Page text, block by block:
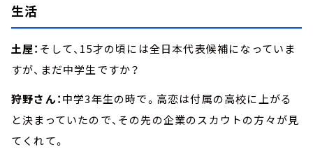
生活
土屋： そして、15才の頃には全日本代表候補になっていま
すが、まだ中学生ですか？
狩野さん：中学3年生の時で。高恋は付属の高校に上がる
と決まっていたので、その先の企業のスカウトの方々が見
てくれて。